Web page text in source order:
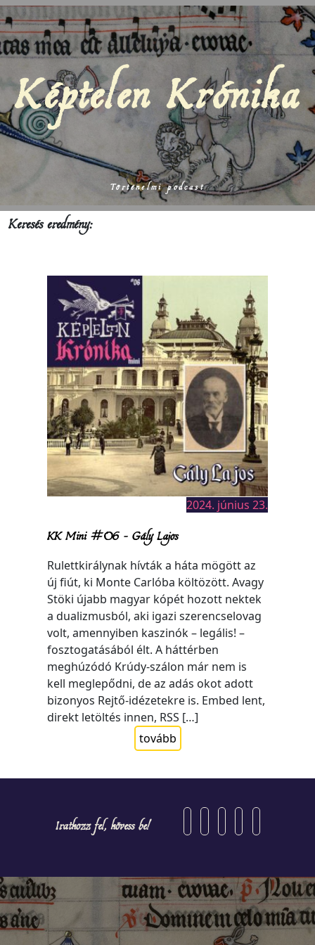
Képtelen Krónika
Történelmi podcast
Keresés eredmény:
2024. június 23.
KK Mini #06 – Gály Lajos
Rulettkirálynak hívták a háta mögött az
új fiút, ki Monte Carlóba költözött. Avagy
Stöki újabb magyar kópét hozott nektek
a dualizmusból, aki igazi szerencselovag
volt, amennyiben kaszinók – legális! –
fosztogatásából élt. A háttérben
meghúzódó Krúdy-szálon már nem is
kell meglepődni, de az adás okot adott
bizonyos Rejtő-idézetekre is. Embed lent,
direkt letöltés innen, RSS […]
tovább
Iratkozz fel, kövess be!